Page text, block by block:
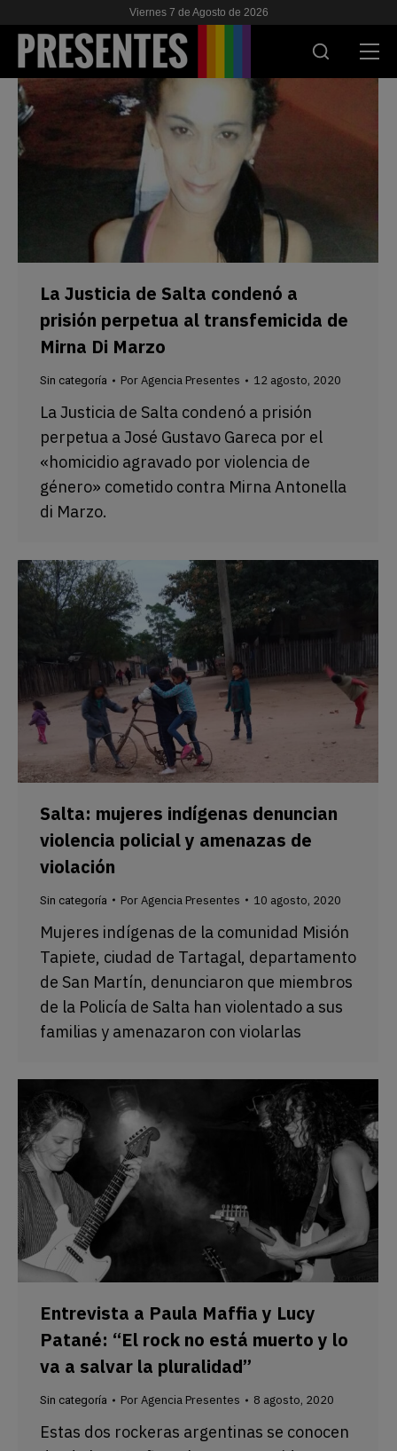
Viernes 7 de Agosto de 2026
ACTUALIDAD
INVESTIGACIONES
APOYANOS
La Justicia de Salta condenó a
prisión perpetua al transfemicida de
Mirna Di Marzo
Sin categoría PorAgencia Presentes 12 agosto, 2020
La Justicia de Salta condenó a prisión
perpetua a José Gustavo Gareca por el
«homicidio agravado por violencia de
género» cometido contra Mirna Antonella
di Marzo.
Salta: mujeres indígenas denuncian
violencia policial y amenazas de
violación
Sin categoría PorAgencia Presentes 10 agosto, 2020
Mujeres indígenas de la comunidad Misión
Tapiete, ciudad de Tartagal, departamento
de San Martín, denunciaron que miembros
de la Policía de Salta han violentado a sus
familias y amenazaron con violarlas
Entrevista a Paula Maffia y Lucy
Patané: “El rock no está muerto y lo
va a salvar la pluralidad”
Sin categoría PorAgencia Presentes 8 agosto, 2020
Estas dos rockeras argentinas se conocen